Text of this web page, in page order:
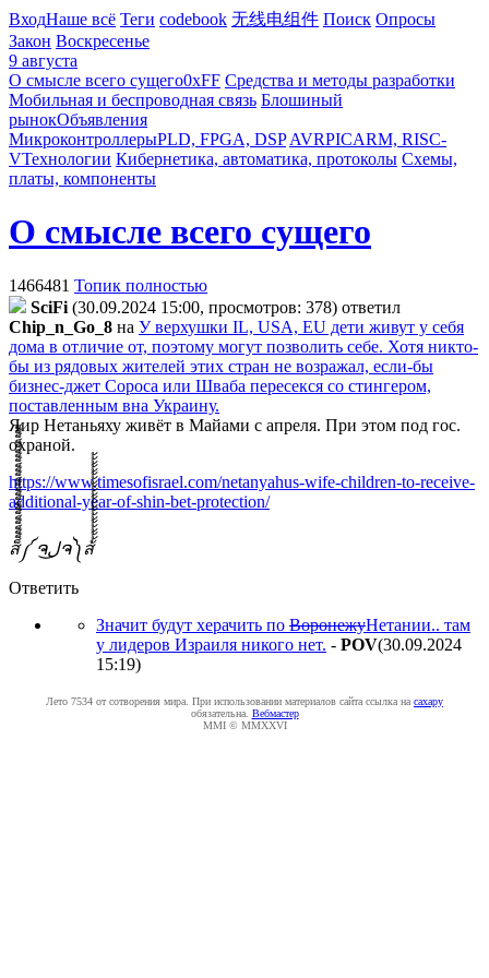
ВходНаше всё Теги codebook 无线电组件 Поиск Опросы
Закон Воскресенье
9 августа
О смысле всего сущего0xFF Средства и методы разработки
Мобильная и беспроводная связь Блошиный
рынокОбъявления
МикроконтроллерыPLD, FPGA, DSP AVRPICARM, RISC-
VТехнологии Кибернетика, автоматика, протоколы Схемы,
платы, компоненты
О смысле всего сущего
1466481 Топик полностью
SciFi (30.09.2024 15:00, просмотров: 378) ответил
Chip_n_Go_8 на У верхушки IL, USA, EU дети живут у себя
дома в отличие от, поэтому могут позволить себе. Хотя никто-
бы из рядовых жителей этих стран не возражал, если-бы
бизнес-джет Сороса или Шваба пересекся со стингером,
поставленным вна Украину.
Яир Нетаньяху живёт в Майами с апреля. При этом под гос.
охраной.
https://www.timesofisrael.com/netanyahus-wife-children-to-receive-
additional-year-of-shin-bet-protection/
ส็็็็็็็็็็็็็็็็็็็็็็็็็༼ ຈل͜ຈ༽ส้้้้้้้้้้้้้้้้้้้้้้้
Ответить
Значит будут херачить по ВоронежуНетании.. там
у лидеров Израиля никого нет. - POV(30.09.2024
15:19)
Лето 7534 от сотворения мира. При использовании материалов сайта ссылка на caxapу
обязательна. Вебмастер
MMI © MMXXVI